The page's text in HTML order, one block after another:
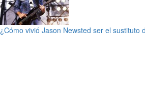
¿Cómo vivió Jason Newsted ser el sustituto